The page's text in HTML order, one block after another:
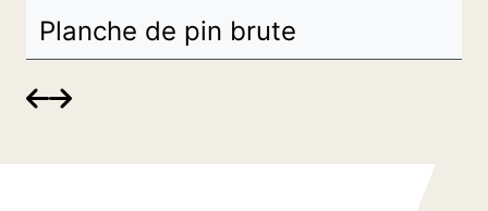
Planche de pin brute
